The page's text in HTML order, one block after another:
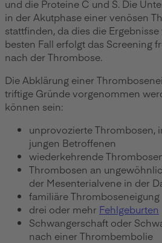
und die Proteine C und S. Die
in der Akutphase einer venösen
stattfinden, da dies die
besten Fall erfolgt das Screening
nach der Thrombose.
Die Abklärung einer
triftige Gründe vorgenommen
können sein:
unprovozierte Thrombosen,
jungen Betroffenen
wiederkehrende
Thrombosen an
der Mesenterialvene in der
familiäre Thromboseneigung
drei oder mehr Fehlgeburten
Schwangerschaft oder
nach einer Thrombembolie